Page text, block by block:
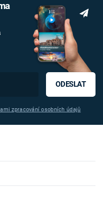
ODESLAT
zpracování osobních údajů